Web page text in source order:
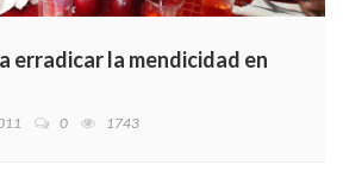
erradicar la mendicidad en
0 1743